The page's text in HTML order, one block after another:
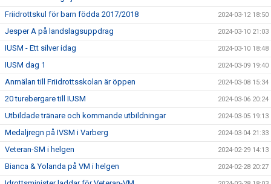
Friidrottskul för barn födda 2017/2018 2024-03-12 18:50
Jesper A på landslagsuppdrag 2024-03-10 21:03
IUSM - Ett silver idag 2024-03-10 18:48
IUSM dag 1 2024-03-09 19:40
Anmälan till Friidrottsskolan är öppen 2024-03-08 15:34
20 turebergare till IUSM 2024-03-06 20:24
Utbildade tränare och kommande utbildningar 2024-03-05 19:13
Medaljregn på IVSM i Varberg 2024-03-04 21:33
Veteran-SM i helgen 2024-02-29 14:13
Bianca & Yolanda på VM i helgen 2024-02-28 20:27